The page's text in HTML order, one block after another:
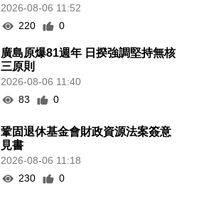
2026-08-06 11:52
220
0
廣島原爆81週年 日揆強調堅持無核
三原則
2026-08-06 11:40
83
0
鞏固退休基金會財政資源法案簽意
見書
2026-08-06 11:18
230
0